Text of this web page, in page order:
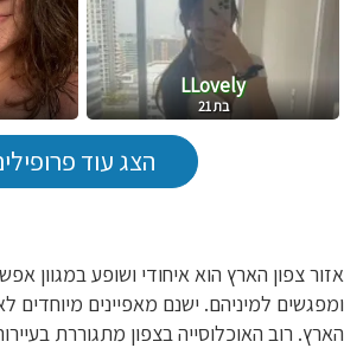
LLovely
בת 21
הצג עוד
אזור צפון הארץ הוא איחודי ושופע במגוון
ומפגשים למיניהם. ישנם מאפיינים מיוחדים
הארץ. רוב האוכלוסייה בצפון מתגוררת